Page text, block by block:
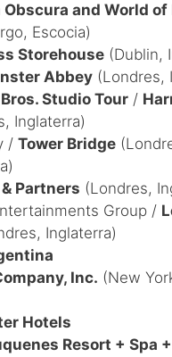
Obscura and World
Escocia)
Storehouse (Dublin,
Abbey (Londres,
Studio Tour /
Inglaterra)
/ Tower Bridge
Partners (Londres,
Group /
Inglaterra)
Inc. (New
Hotels
Resort + Spa +